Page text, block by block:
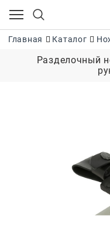
Главная Каталог
Разделочный